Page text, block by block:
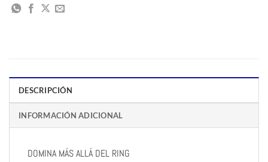
DESCRIPCIÓN
INFORMACIÓN ADICIONAL
DOMINA MÁS ALLÁ DEL RING